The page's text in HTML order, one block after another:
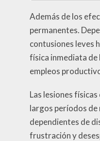
Además de los
permanentes.
contusiones leves
física inmediata de
empleos
Las lesiones
largos períodos de
dependientes de
frustración y